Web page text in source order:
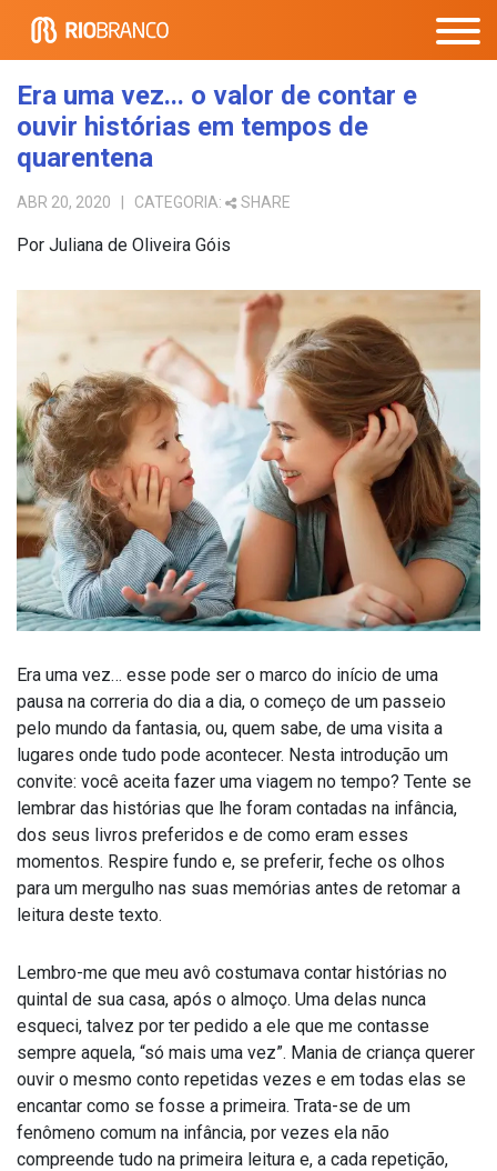
Era uma vez... o valor de contar e
ouvir histórias em tempos de
quarentena
ABR 20, 2020 | CATEGORIA: SHARE
Por Juliana de Oliveira Góis
Era uma vez… esse pode ser o marco do início de uma
pausa na correria do dia a dia, o começo de um passeio
pelo mundo da fantasia, ou, quem sabe, de uma visita a
lugares onde tudo pode acontecer. Nesta introdução um
convite: você aceita fazer uma viagem no tempo? Tente se
lembrar das histórias que lhe foram contadas na infância,
dos seus livros preferidos e de como eram esses
momentos. Respire fundo e, se preferir, feche os olhos
para um mergulho nas suas memórias antes de retomar a
leitura deste texto.
Lembro-me que meu avô costumava contar histórias no
quintal de sua casa, após o almoço. Uma delas nunca
esqueci, talvez por ter pedido a ele que me contasse
sempre aquela, “só mais uma vez”. Mania de criança querer
ouvir o mesmo conto repetidas vezes e em todas elas se
encantar como se fosse a primeira. Trata-se de um
fenômeno comum na infância, por vezes ela não
compreende tudo na primeira leitura e, a cada repetição,